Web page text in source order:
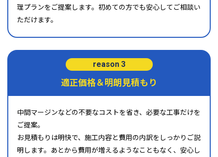
理プランをご提案します。初めての方でも安心してご相談い
ただけます。
reason 3
適正価格＆明朗見積もり
中間マージンなどの不要なコストを省き、必要な工事だけを
ご提案。
お見積もりは明快で、施工内容と費用の内訳をしっかりご説
明します。あとから費用が増えるようなこともなく、安心し